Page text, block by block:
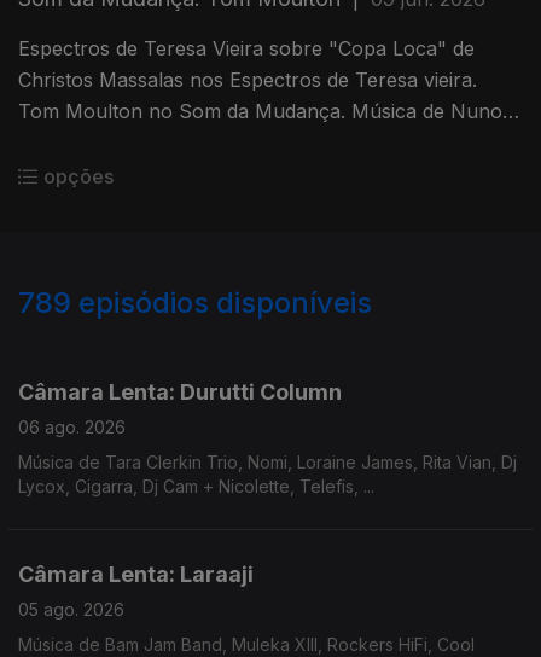
Espectros de Teresa Vieira sobre "Copa Loca" de
Christos Massalas nos Espectros de Teresa vieira.
Tom Moulton no Som da Mudança. Música de Nuno
opções
789 episódios disponíveis
Câmara Lenta: Durutti Column
06 ago. 2026
Música de Tara Clerkin Trio, Nomi, Loraine James, Rita Vian, Dj
Lycox, Cigarra, Dj Cam + Nicolette, Telefis, ...
Câmara Lenta: Laraaji
05 ago. 2026
Música de Bam Jam Band, Muleka XIII, Rockers HiFi, Cool